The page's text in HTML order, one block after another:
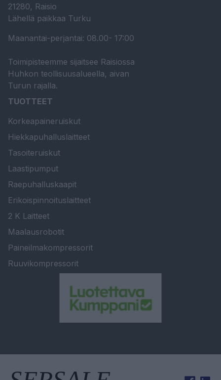
21280, Raisio
Lähellä paikkaa Turku
Maanantai-perjantai: 08.00- 17:00
Toimipisteemme sijaitsee Raisiossa
Huhkon teollisuusalueella, aivan
Turun rajalla.
TUOTTEET
Korkeapaineruiskut
Hiekkapuhalluslaitteet
Tasoiteruiskut
Laastipumput
Raepuhalluskaapit
Erikoispinnoituslaitteet
2 K Laitteet
Maalausrobotit
Paineilmakompressorit
Ruuvikompressorit